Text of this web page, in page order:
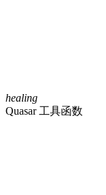
healing
Quasar 工具函数